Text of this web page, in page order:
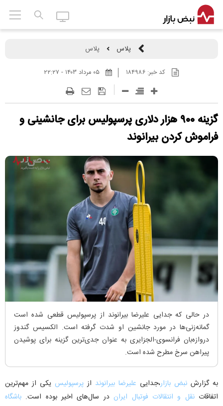
پلاس پلاس
کد خبر: ۱۸۴۹۸۶
گزینه ۹۰۰ هزار دلاری پرسپولیس برای جانشینی و
فراموش کردن بیرانوند
در حالی که جدایی علیرضا بیرانوند از پرسپولیس قطعی شده است
گمانه‌زنی‌ها در مورد جانشین او شدت گرفته است. الکسیس گندوز
دروازه‌بان فرانسوی-الجزایری به عنوان جدی‌ترین گزینه برای پوشیدن
پیراهن سرخ مطرح شده است.
به گزارش نبض بازار،جدایی علیرضا بیرانوند از پرسپولیس یکی از مهم‌ترین
اتفاقاتنقل و انتقالات فوتبال ایران در سال‌های اخیر بوده است. باشگاه